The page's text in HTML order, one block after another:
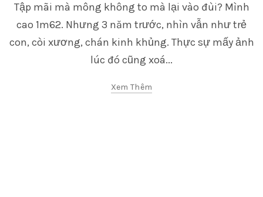
Tập mãi mà mông không to mà lại vào đùi? Mình
cao 1m62. Nhưng 3 năm trước, nhìn vẫn như trẻ
con, còi xương, chán kinh khủng. Thực sự mấy ảnh
lúc đó cũng xoá...
Xem Thêm